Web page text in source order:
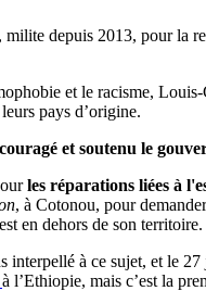
depuis 2013, pour la
et le racisme,
pays d’origine.
et soutenu le
les réparations liées à
, à Cotonou, pour
en dehors de son territoire.
interpellé à ce sujet, et le
à l’Ethiopie, mais c’est la